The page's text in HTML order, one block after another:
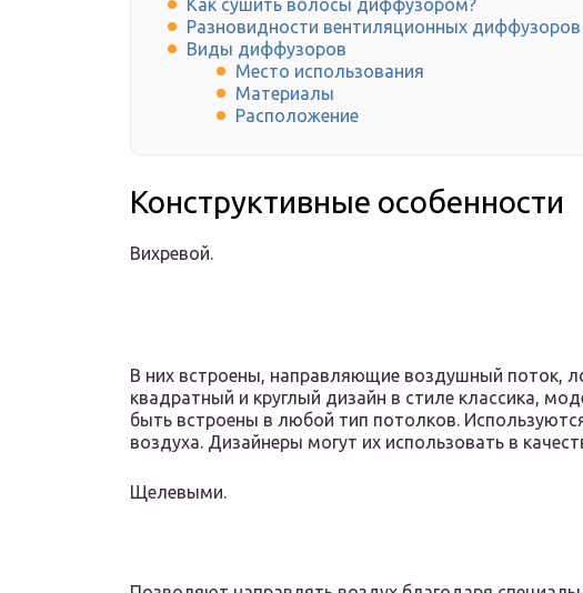
Как сушить волосы диффузором?
Разновидности вентиляционных диффузоров
Виды диффузоров
Место использования
Материалы
Расположение
Конструктивные особенности
Вихревой.
В них встроены, направляющие воздушный поток,
квадратный и круглый дизайн в стиле классика,
быть встроены в любой тип потолков.
воздуха. Дизайнеры могут их использовать в
Щелевыми.